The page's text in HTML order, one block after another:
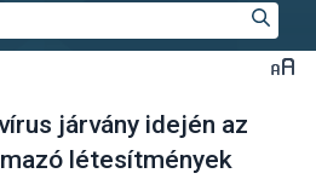
járvány idején az
létesítmények